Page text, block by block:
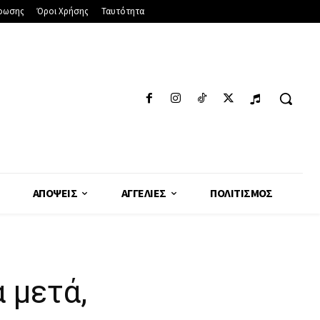
Όροι Χρήσης Ταυτότητα
ΑΠΌΨΕΙΣ ΑΓΓΕΛΊΕΣ ΠΟΛΙΤΙΣΜΌΣ
μετά,